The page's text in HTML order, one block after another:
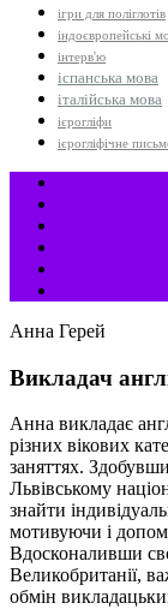
ігри для поліглотів
індоєвропейські
інтерв'ю
іспанська мова
італійська мова
ієрогліфи
ієрогліфічне
Анна Герей
Викладач
Анна викладає
різних вікових
заняттях.
Львівському
знайти
мотивуючи і
Вдосконаливши
Великобританії,
обмін